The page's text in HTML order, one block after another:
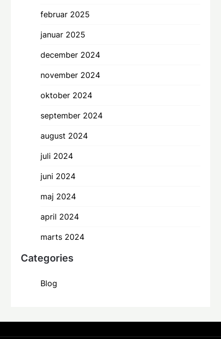
februar 2025
januar 2025
december 2024
november 2024
oktober 2024
september 2024
august 2024
juli 2024
juni 2024
maj 2024
april 2024
marts 2024
Categories
Blog